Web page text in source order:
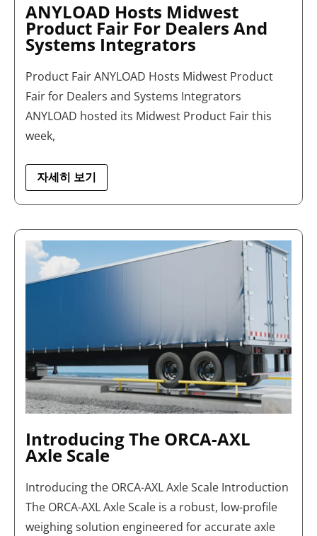
ANYLOAD Hosts Midwest
Product Fair For Dealers And
Systems Integrators
Product Fair ANYLOAD Hosts Midwest Product
Fair for Dealers and Systems Integrators
ANYLOAD hosted its Midwest Product Fair this
week,
자세히 보기
Introducing The ORCA-AXL
Axle Scale
Introducing the ORCA-AXL Axle Scale Introduction
The ORCA-AXL Axle Scale is a robust, low-profile
weighing solution engineered for accurate axle
INTRODUCING
THE
ORCA-
AXL